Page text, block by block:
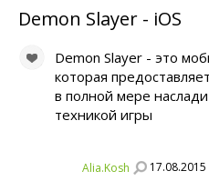
Demon Slayer - iOS
Demon Slayer - это
которая
в полной мере
техникой игры
Alia.Kosh 17.08.2015